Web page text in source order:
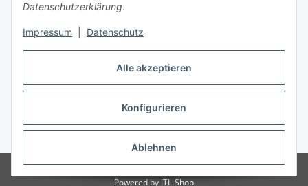
Alle akzeptieren
Konfigurieren
Ablehnen
Datenschutzerklärung.
Impressum Datenschutz
Vertrag widerrufen
* Alle Preise inkl. gesetzlicher USt., zzgl.
Powered by JTL-Shop